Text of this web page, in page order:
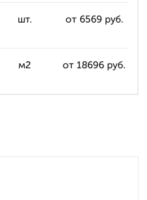
шт. от 6569 руб.
м2 от 18696 руб.